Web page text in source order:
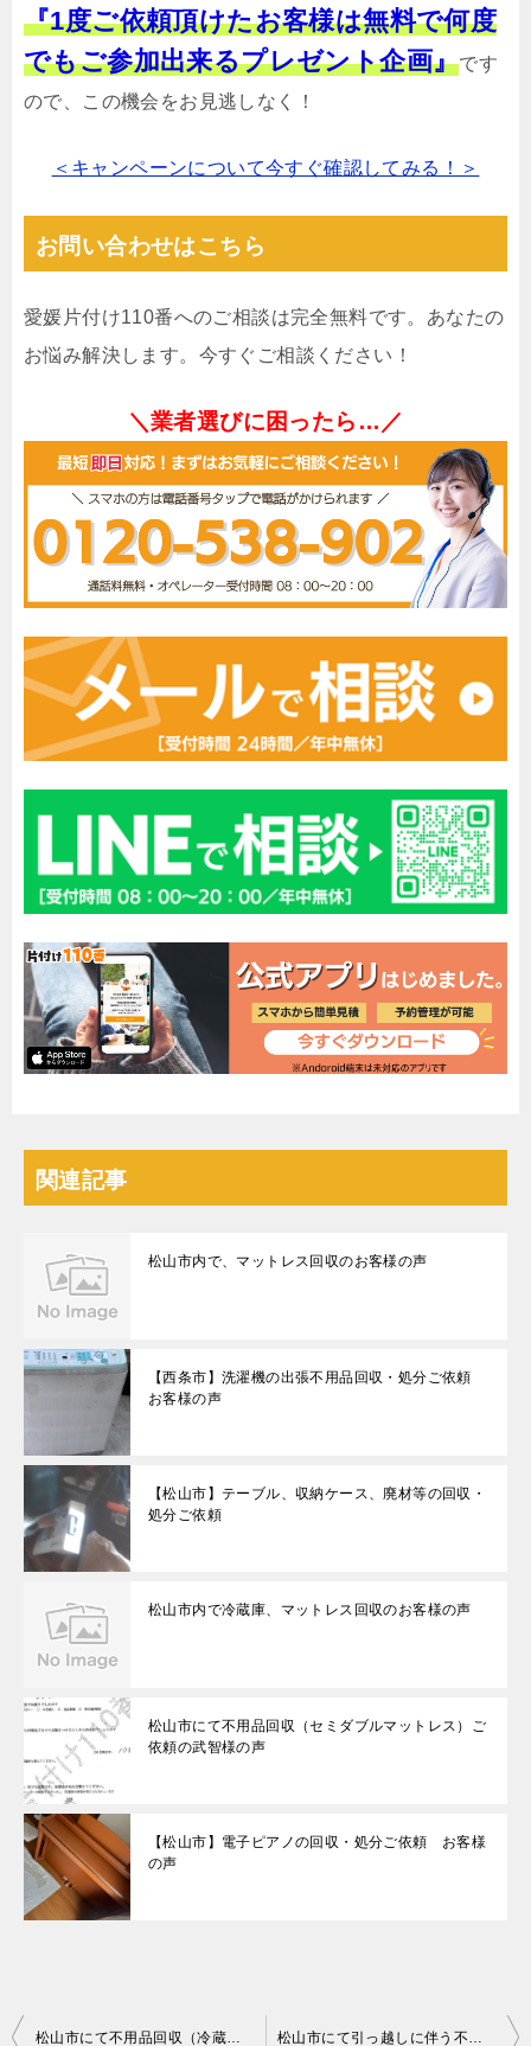
『1度ご依頼頂けたお客様は無料で何度
でもご参加出来るプレゼント企画』です
ので、この機会をお見逃しなく！
＜キャンペーンについて今すぐ確認してみる！＞
お問い合わせはこちら
愛媛片付け110番へのご相談は完全無料です。あなたの
お悩み解決します。今すぐご相談ください！
＼業者選びに困ったら…／
関連記事
松山市内で、マットレス回収のお客様の声
【西条市】洗濯機の出張不用品回収・処分ご依頼
お客様の声
【松山市】テーブル、収納ケース、廃材等の回収・
処分ご依頼
松山市内で冷蔵庫、マットレス回収のお客様の声
松山市にて不用品回収（セミダブルマットレス）ご
依頼の武智様の声
【松山市】電子ピアノの回収・処分ご依頼 お客様
の声
投 松山市にて不用品回収（冷蔵庫、PC、プリンタ複合機）のご依頼の匿名希望様の声 松山市にて引っ越しに伴う不用品回収ご依頼の匿名希望様の声